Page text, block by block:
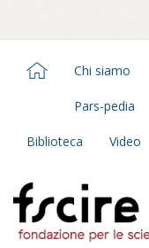
Chi siamo
Pars-pedia
Biblioteca Video